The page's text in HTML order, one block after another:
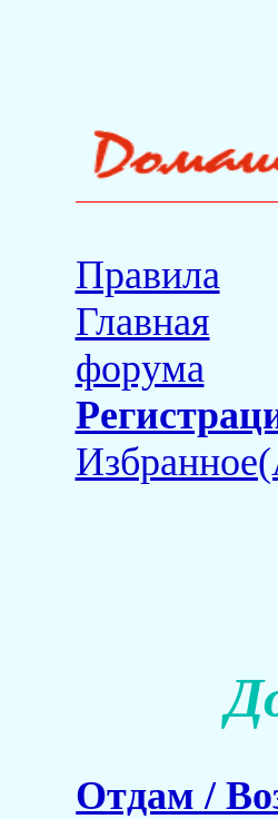
Правила
Главная
форума
Отдам /